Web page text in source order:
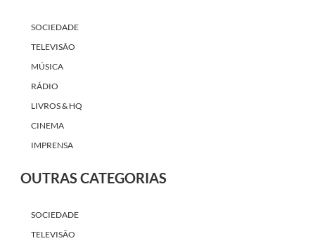
SOCIEDADE
TELEVISÃO
MÚSICA
RÁDIO
LIVROS & HQ
CINEMA
IMPRENSA
OUTRAS CATEGORIAS
SOCIEDADE
TELEVISÃO